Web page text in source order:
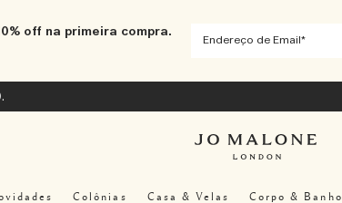
off na primeira compra.
Colônias Casa & Velas Corpo & Banho